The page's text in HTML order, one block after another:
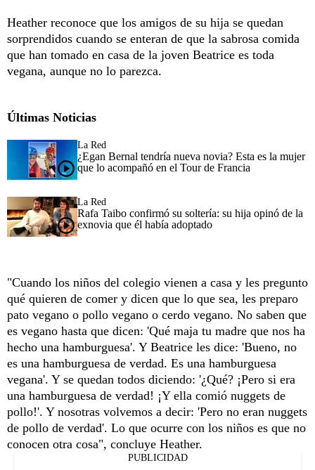
Heather reconoce que los amigos de su hija se quedan
sorprendidos cuando se enteran de que la sabrosa comida
que han tomado en casa de la joven Beatrice es toda
vegana, aunque no lo parezca.
Últimas Noticias
La Red
¿Egan Bernal tendría nueva novia? Esta es la mujer
que lo acompañó en el Tour de Francia
La Red
Rafa Taibo confirmó su soltería: su hija opinó de la
exnovia que él había adoptado
"Cuando los niños del colegio vienen a casa y les pregunto
qué quieren de comer y dicen que lo que sea, les preparo
pato vegano o pollo vegano o cerdo vegano. No saben que
es vegano hasta que dicen: 'Qué maja tu madre que nos ha
hecho una hamburguesa'. Y Beatrice les dice: 'Bueno, no
es una hamburguesa de verdad. Es una hamburguesa
vegana'. Y se quedan todos diciendo: '¿Qué? ¡Pero si era
una hamburguesa de verdad! ¡Y ella comió nuggets de
pollo!'. Y nosotras volvemos a decir: 'Pero no eran nuggets
de pollo de verdad'. Lo que ocurre con los niños es que no
conocen otra cosa", concluye Heather.
PUBLICIDAD